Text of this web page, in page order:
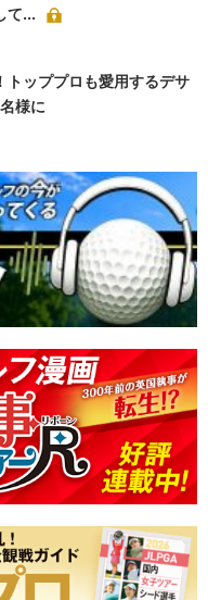
て...
トッププロも愛用するデサ
様に